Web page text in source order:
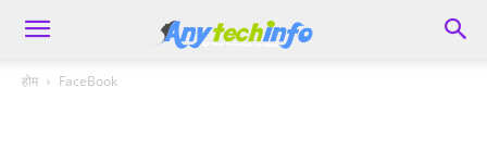
होम FaceBook